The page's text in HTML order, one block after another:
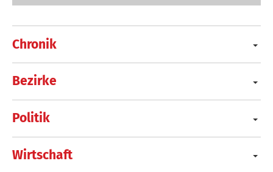
Chronik
Bezirke
Politik
Wirtschaft